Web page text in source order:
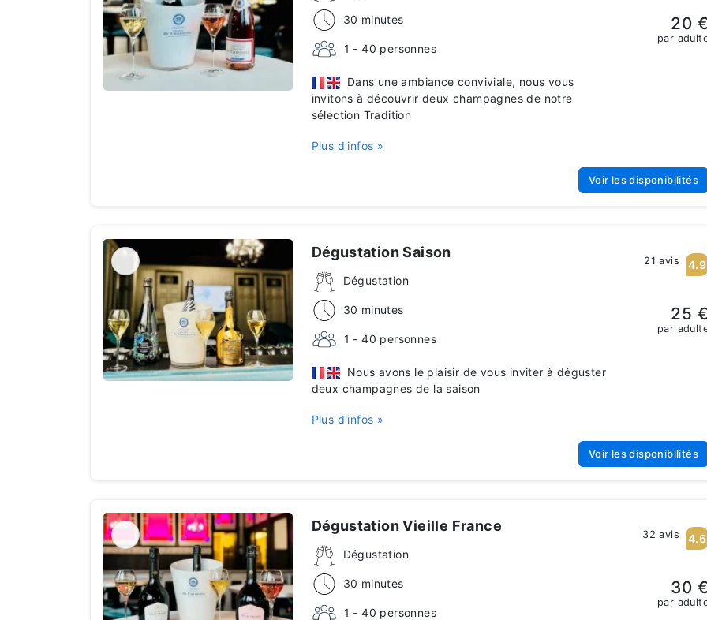
30 minutes
1 - 40 personnes
Dans une ambiance conviviale, nous vous
invitons à découvrir deux champagnes de notre
sélection Tradition
Plus d'infos »
20 €
par
Voir les disponibilités
Dégustation Saison
Dégustation
30 minutes
1 - 40 personnes
Nous avons le plaisir de vous inviter à déguster
deux champagnes de la saison
Plus d'infos »
4.9
21 avis
25 €
par
Voir les disponibilités
Dégustation Vieille France
Dégustation
30 minutes
1 - 40 personnes
4.6
32 avis
30 €
par